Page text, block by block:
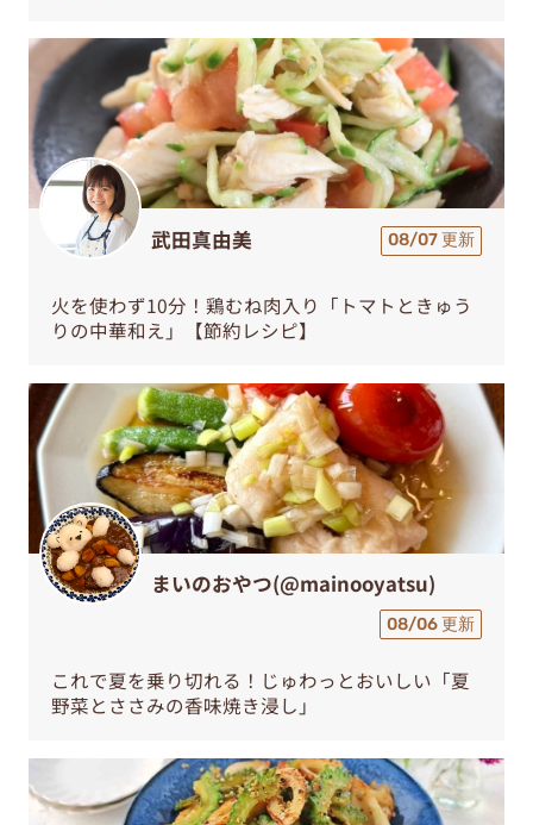
武田真由美 08/07 更新
火を使わず10分！鶏むね肉入り「トマトときゅう
りの中華和え」【節約レシピ】
まいのおやつ(@mainooyatsu)
08/06 更新
これで夏を乗り切れる！じゅわっとおいしい「夏
野菜とささみの香味焼き浸し」